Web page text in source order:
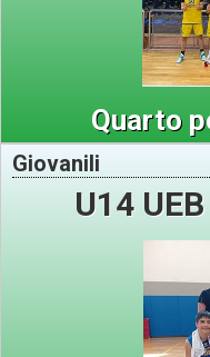
Quarto
Giovanili
U14